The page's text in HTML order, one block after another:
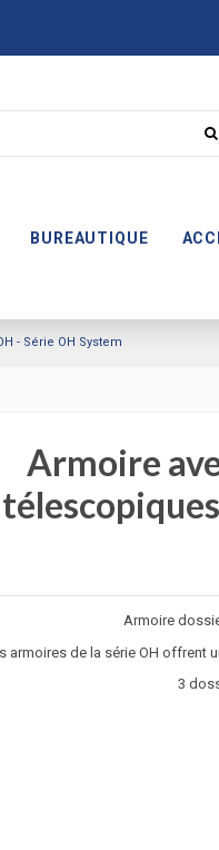
BUREAUTIQUE
- Série OH System
Armoire
Armoire
armoires de la série OH offrent
3